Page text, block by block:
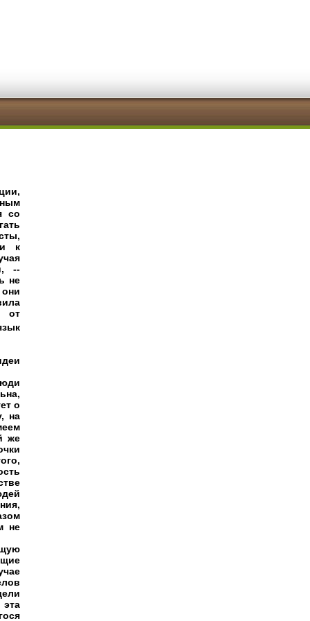
со
к
--
не
от
о
на
же
не